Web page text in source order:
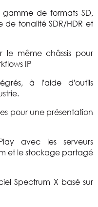
de formats SD,
tonalité SDR/HDR et
le même châssis pour
IP
à l'aide d'outils
pour une présentation
avec les serveurs
et le stockage partagé
Spectrum X basé sur